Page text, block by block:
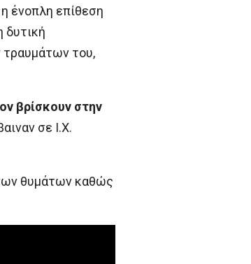
ένοπλη επίθεση
δυτική
τραυμάτων του,
βρίσκουν στην
σε Ι.Χ.
θυμάτων καθώς